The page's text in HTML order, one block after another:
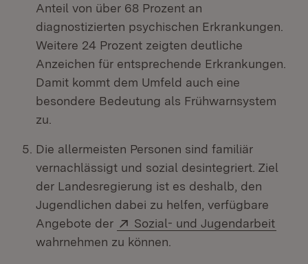
Anteil von über 68 Prozent an
diagnostizierten psychischen Erkrankungen.
Weitere 24 Prozent zeigten deutliche
Anzeichen für entsprechende Erkrankungen.
Damit kommt dem Umfeld auch eine
besondere Bedeutung als Frühwarnsystem
zu.
Die allermeisten Personen sind familiär
vernachlässigt und sozial desintegriert. Ziel
der Landesregierung ist es deshalb, den
Jugendlichen dabei zu helfen, verfügbare
Angebote der
Extern:
Sozial- und Jugendarbeit
wahrnehmen zu können.